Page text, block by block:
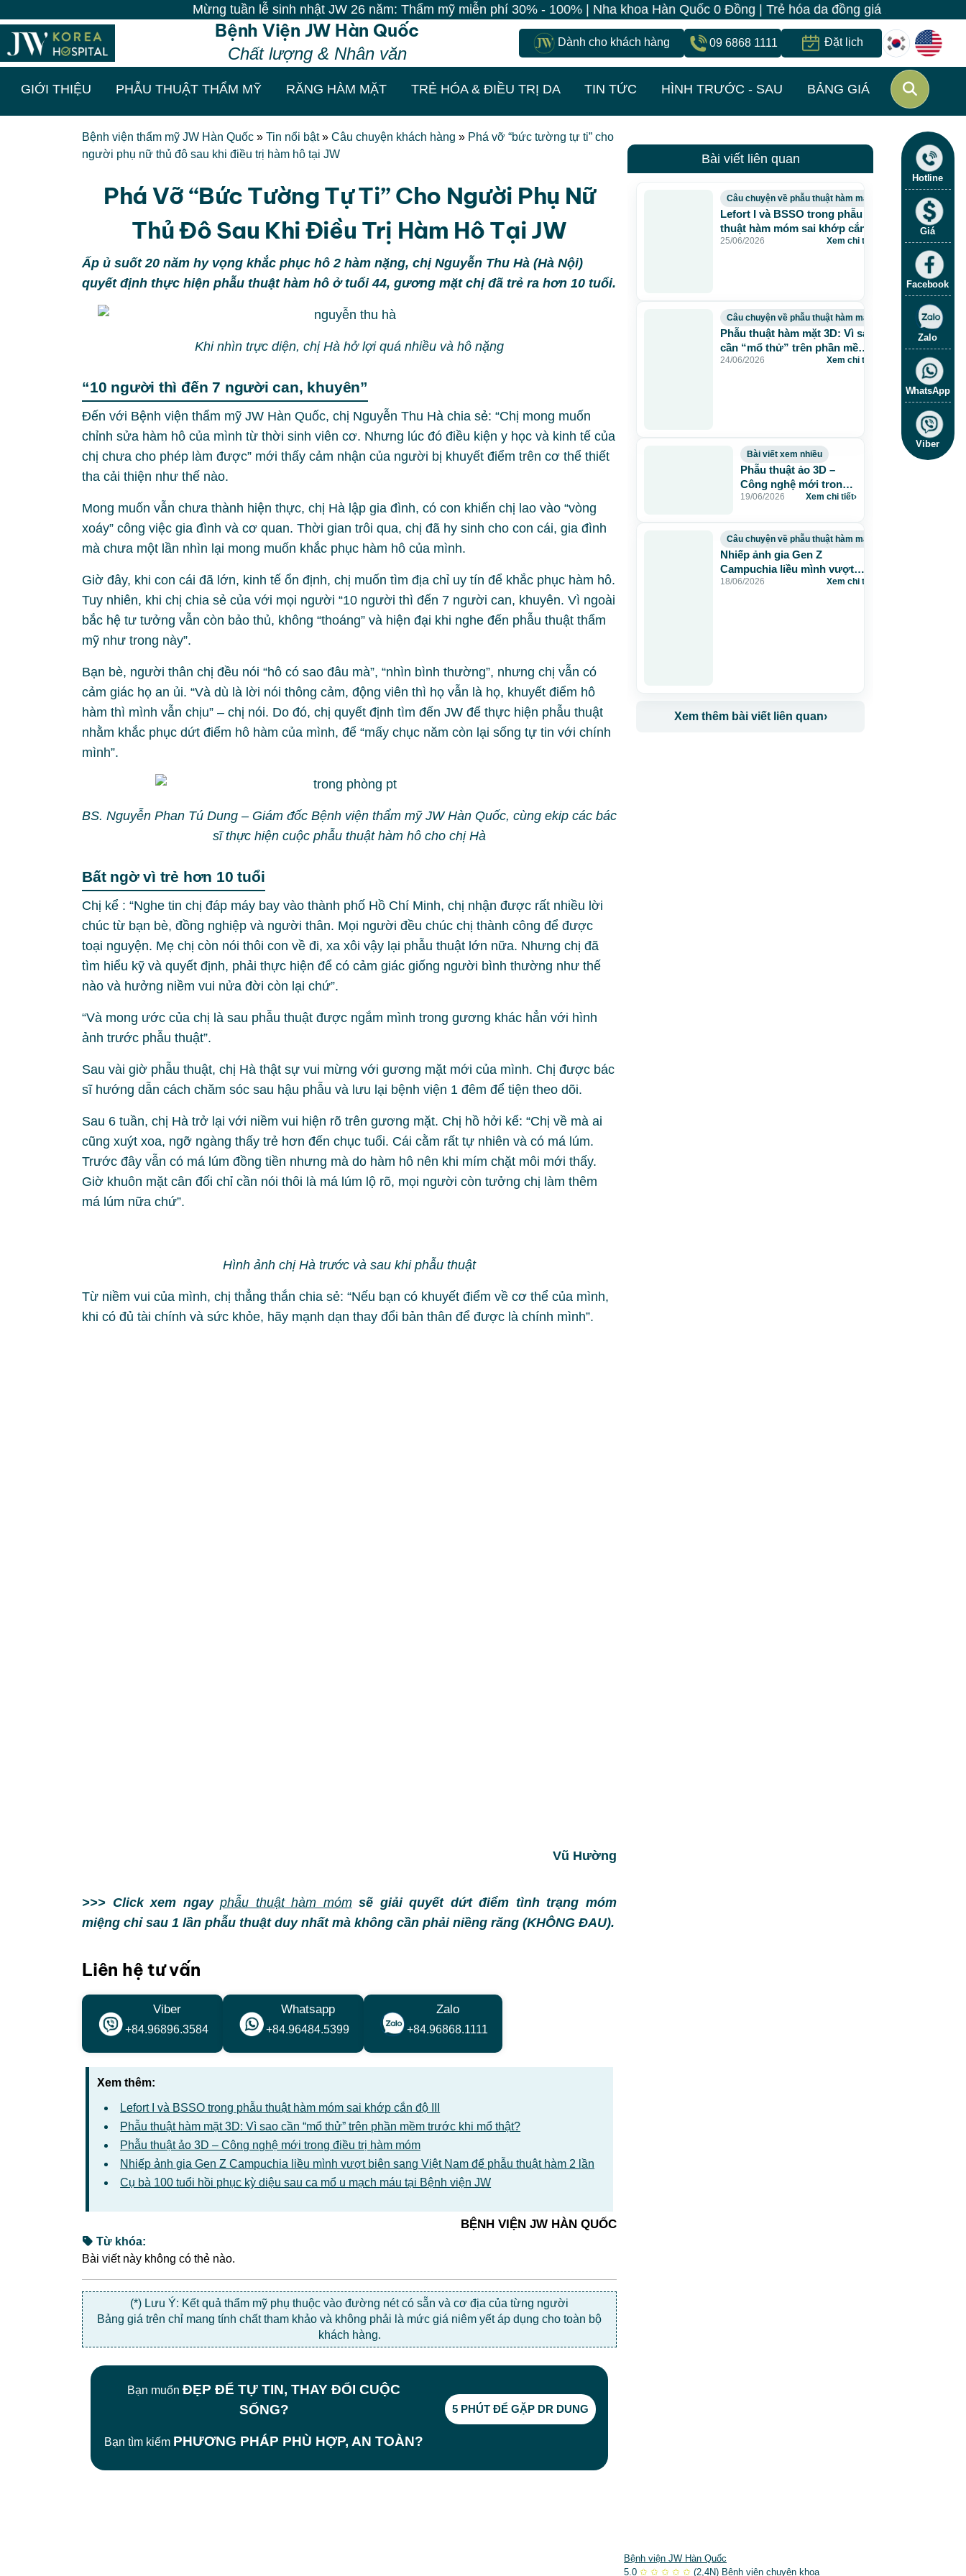
Mừng tuần lễ sinh nhật JW 26 năm: Thẩm mỹ miễn phí 30% - 100% | Nha khoa Hàn Quốc 0 Đồng | Trẻ hóa da đồng giá 260k | Duy nhất từ 15/
Bệnh Viện JW Hàn Quốc
Chất lượng & Nhân văn
Dành cho khách hàng 09 6868 1111 Đặt lịch
GIỚI THIỆU PHẪU THUẬT THẨM MỸ RĂNG HÀM MẶT TRẺ HÓA & ĐIỀU TRỊ DA TIN TỨC HÌNH TRƯỚC - SAU BẢNG GIÁ
Bệnh viện thẩm mỹ JW Hàn Quốc » Tin nổi bật» Câu chuyện khách hàng » Phá vỡ “bức tường tự ti” cho
người phụ nữ thủ đô sau khi điều trị hàm hô tại JW
Phá Vỡ “bức Tường Tự Ti” Cho Người Phụ Nữ
Thủ Đô Sau Khi Điều Trị Hàm Hô Tại JW
Ấp ủ suốt 20 năm hy vọng khắc phục hô 2 hàm nặng, chị Nguyễn Thu Hà (Hà Nội)
quyết định thực hiện phẫu thuật hàm hô ở tuổi 44, gương mặt chị đã trẻ ra hơn 10 tuổi.
Khi nhìn trực diện, chị Hà hở lợi quá nhiều và hô nặng
“10 người thì đến 7 người can, khuyên”
Đến với Bệnh viện thẩm mỹ JW Hàn Quốc, chị Nguyễn Thu Hà chia sẻ: “Chị mong muốn
chỉnh sửa hàm hô của mình từ thời sinh viên cơ. Nhưng lúc đó điều kiện y học và kinh tế của
chị chưa cho phép làm được” mới thấy cảm nhận của người bị khuyết điểm trên cơ thể thiết
tha cải thiện như thế nào.
Mong muốn vẫn chưa thành hiện thực, chị Hà lập gia đình, có con khiến chị lao vào “vòng
xoáy” công việc gia đình và cơ quan. Thời gian trôi qua, chị đã hy sinh cho con cái, gia đình
mà chưa một lần nhìn lại mong muốn khắc phục hàm hô của mình.
Giờ đây, khi con cái đã lớn, kinh tế ổn định, chị muốn tìm địa chỉ uy tín để khắc phục hàm hô.
Tuy nhiên, khi chị chia sẻ của với mọi người “10 người thì đến 7 người can, khuyên. Vì ngoài
bắc hệ tư tưởng vẫn còn bảo thủ, không “thoáng” và hiện đại khi nghe đến phẫu thuật thẩm
mỹ như trong này”.
Bạn bè, người thân chị đều nói “hô có sao đâu mà”, “nhìn bình thường”, nhưng chị vẫn có
cảm giác họ an ủi. “Và dù là lời nói thông cảm, động viên thì họ vẫn là họ, khuyết điểm hô
hàm thì mình vẫn chịu” – chị nói. Do đó, chị quyết định tìm đến JW để thực hiện phẫu thuật
nhằm khắc phục dứt điểm hô hàm của mình, để “mấy chục năm còn lại sống tự tin với chính
mình”.
BS. Nguyễn Phan Tú Dung – Giám đốc Bệnh viện thẩm mỹ JW Hàn Quốc, cùng ekip các bác
sĩ thực hiện cuộc phẫu thuật hàm hô cho chị Hà
Bất ngờ vì trẻ hơn 10 tuổi
Chị kể : “Nghe tin chị đáp máy bay vào thành phố Hồ Chí Minh, chị nhận được rất nhiều lời
chúc từ bạn bè, đồng nghiệp và người thân. Mọi người đều chúc chị thành công để được
toại nguyện. Mẹ chị còn nói thôi con về đi, xa xôi vậy lại phẫu thuật lớn nữa. Nhưng chị đã
tìm hiểu kỹ và quyết định, phải thực hiện để có cảm giác giống người bình thường như thế
nào và hưởng niềm vui nửa đời còn lại chứ”.
“Và mong ước của chị là sau phẫu thuật được ngắm mình trong gương khác hẳn với hình
ảnh trước phẫu thuật”.
Sau vài giờ phẫu thuật, chị Hà thật sự vui mừng với gương mặt mới của mình. Chị được bác
sĩ hướng dẫn cách chăm sóc sau hậu phẫu và lưu lại bệnh viện 1 đêm để tiện theo dõi.
Sau 6 tuần, chị Hà trở lại với niềm vui hiện rõ trên gương mặt. Chị hồ hởi kể: “Chị về mà ai
cũng xuýt xoa, ngỡ ngàng thấy trẻ hơn đến chục tuổi. Cái cằm rất tự nhiên và có má lúm.
Trước đây vẫn có má lúm đồng tiền nhưng mà do hàm hô nên khi mím chặt môi mới thấy.
Giờ khuôn mặt cân đối chỉ cần nói thôi là má lúm lộ rõ, mọi người còn tưởng chị làm thêm
má lúm nữa chứ”.
Hình ảnh chị Hà trước và sau khi phẫu thuật
Từ niềm vui của mình, chị thẳng thắn chia sẻ: “Nếu bạn có khuyết điểm về cơ thể của mình,
khi có đủ tài chính và sức khỏe, hãy mạnh dạn thay đổi bản thân để được là chính mình”.
Vũ Hường
>>> Click xem ngayphẫu thuật hàm mómsẽ giải quyết dứt điểm tình trạng móm
miệng chỉ sau 1 lần phẫu thuật duy nhất mà không cần phải niềng răng (KHÔNG ĐAU).
Liên hệ tư vấn
Viber
+84.96896.3584
Whatsapp
+84.96484.5399
Zalo
+84.96868.1111
Xem thêm:
Lefort I và BSSO trong phẫu thuật hàm móm sai khớp cắn độ III
Phẫu thuật hàm mặt 3D: Vì sao cần “mổ thử” trên phần mềm trước khi mổ thật?
Phẫu thuật ảo 3D – Công nghệ mới trong điều trị hàm móm
Nhiếp ảnh gia Gen Z Campuchia liều mình vượt biên sang Việt Nam để phẫu thuật hàm 2 lần
Cụ bà 100 tuổi hồi phục kỳ diệu sau ca mổ u mạch máu tại Bệnh viện JW
BỆNH VIỆN JW HÀN QUỐC
Từ khóa:
Bài viết này không có thẻ nào.
(*) Lưu Ý: Kết quả thẩm mỹ phụ thuộc vào đường nét có sẵn và cơ địa của từng người
Bảng giá trên chỉ mang tính chất tham khảo và không phải là mức giá niêm yết áp dụng cho toàn bộ
khách hàng.
Bài viết liên quan
Câu chuyện về phẫu thuật hàm mặt
Lefort I và BSSO trong phẫu
thuật hàm móm sai khớp cắn
độ III
25/06/2026 Xem chi tiết
Câu chuyện về phẫu thuật hàm mặt
Phẫu thuật hàm mặt 3D: Vì sao
cần “mổ thử” trên phần mềm
trước khi mổ thật?
24/06/2026 Xem chi tiết
Bài viết xem nhiều
Phẫu thuật ảo 3D –
Công nghệ mới trong
điều trị hàm móm
19/06/2026 Xem chi tiết›
Câu chuyện về phẫu thuật hàm mặt
Nhiếp ảnh gia Gen Z
Campuchia liều mình vượt
biên sang Việt Nam để phẫu
18/06/2026 Xem chi tiết
Xem thêm bài viết liên quan›
Bạn muốn ĐẸP ĐỂ TỰ TIN, THAY ĐỔI CUỘC
SỐNG?
Bạn tìm kiếm PHƯƠNG PHÁP PHÙ HỢP, AN TOÀN?
5 PHÚT ĐỂ GẶP DR DUNG
Hotline
Giá
Facebook
Zalo
WhatsApp
Viber
Bệnh viện JW Hàn Quốc
5.0 ✩ ✩ ✩ ✩ ✩ (2,4N) Bệnh viện chuyên khoa